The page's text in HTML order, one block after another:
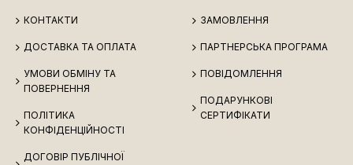
КОНТАКТИ
ДОСТАВКА ТА ОПЛАТА
УМОВИ ОБМІНУ ТА
ПОВЕРНЕННЯ
ПОЛІТИКА
КОНФІДЕНЦІЙНОСТІ
ДОГОВІР ПУБЛІЧНОЇ
ЗАМОВЛЕННЯ
ПАРТНЕРСЬКА ПРОГРАМА
ПОВІДОМЛЕННЯ
ПОДАРУНКОВІ
СЕРТИФІКАТИ